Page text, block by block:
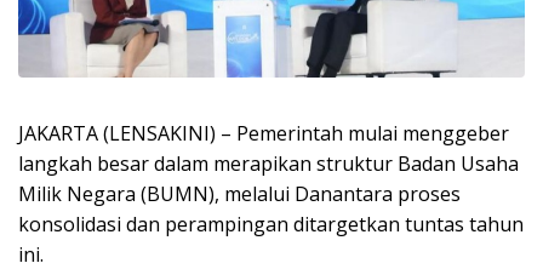
JAKARTA (LENSAKINI) – Pemerintah mulai menggeber
langkah besar dalam merapikan struktur Badan Usaha
Milik Negara (BUMN), melalui Danantara proses
konsolidasi dan perampingan ditargetkan tuntas tahun
ini.